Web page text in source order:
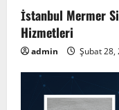
İstanbul Mermer
Hizmetleri
admin Şubat 28,